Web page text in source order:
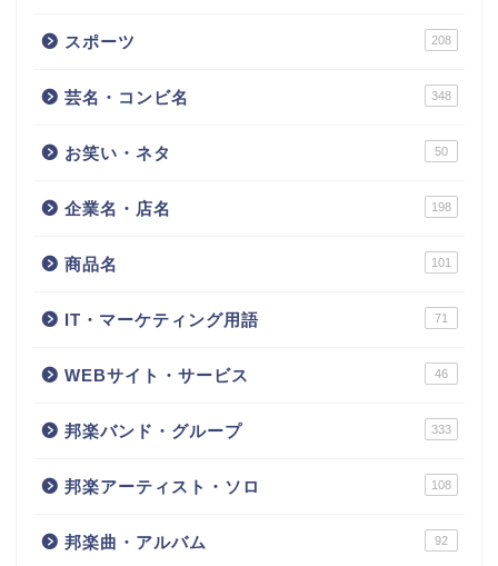
スポーツ 208
芸名・コンビ名 348
お笑い・ネタ 50
企業名・店名 198
商品名 101
IT・マーケティング用語 71
WEBサイト・サービス 46
邦楽バンド・グループ 333
邦楽アーティスト・ソロ 108
邦楽曲・アルバム 92